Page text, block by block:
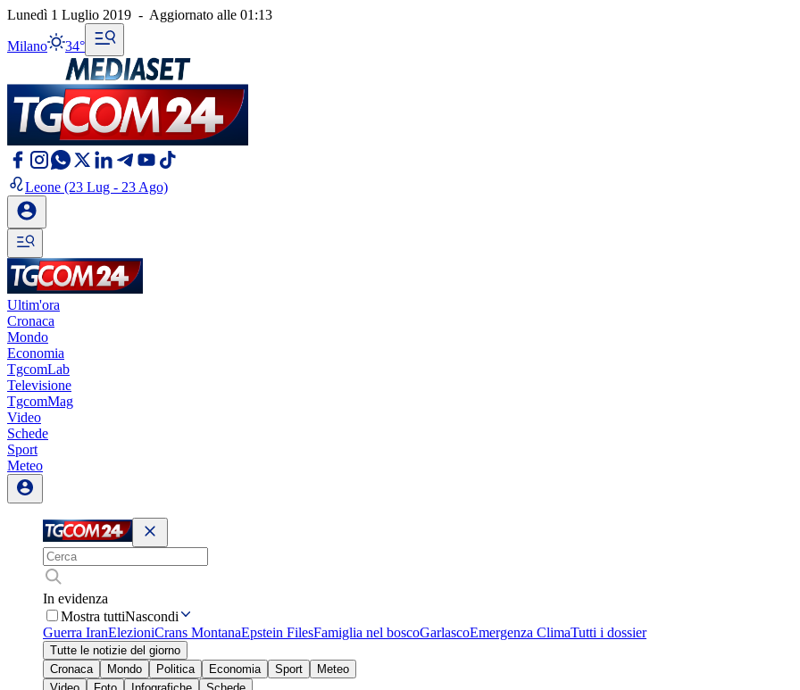
Lunedì 1 Luglio 2019 - Aggiornato alle 01:13
Milano 34°
Leone (23 Lug - 23 Ago)
Ultim'ora
Cronaca
Mondo
Economia
TgcomLab
Televisione
TgcomMag
Video
Schede
Sport
Meteo
In evidenza
Mostra tuttiNascondi
Guerra IranElezioniCrans MontanaEpstein FilesFamiglia nel boscoGarlascoEmergenza ClimaTutti i dossier
Tutte le notizie del giorno
Cronaca
Mondo Politica Economia Sport
Meteo